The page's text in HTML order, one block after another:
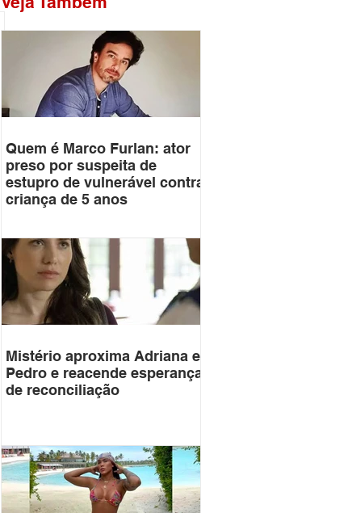
Quem é Marco Furlan: ator
preso por suspeita de
estupro de vulnerável contra
criança de 5 anos
Mistério aproxima Adriana e
Pedro e reacende esperança
de reconciliação